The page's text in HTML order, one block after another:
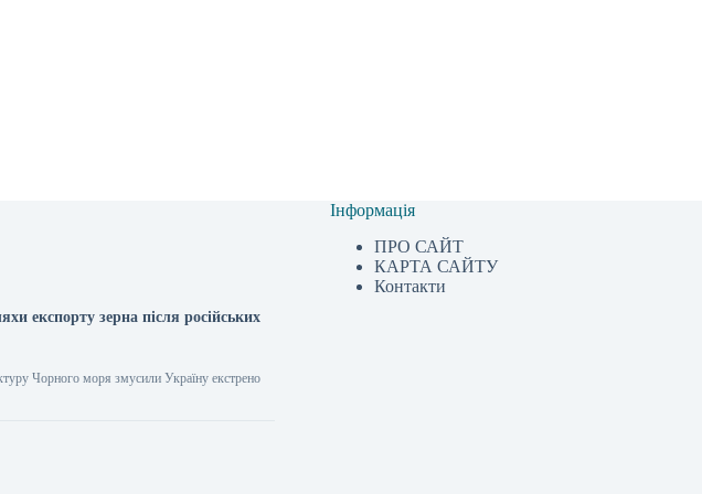
експорту зерна після російських
Чорного моря змусили Україну екстрено
Інформація
ПРО САЙТ
КАРТА САЙТУ
Контакти